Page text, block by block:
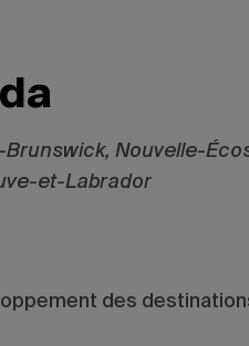
Brunswick, Nouvelle-
et-Labrador
des